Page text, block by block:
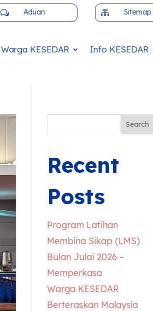
w Aduan  Sitemap
Warga KESEDAR Info KESEDAR
Search
Recent
Posts
Program Latihan
Membina Sikap (LMS)
Bulan Julai 2026 –
Memperkasa
Warga KESEDAR
Berteraskan Malaysia